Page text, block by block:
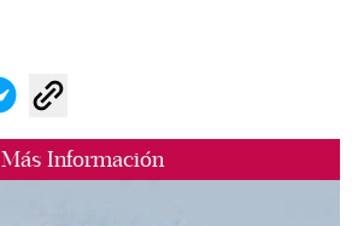
Más Información